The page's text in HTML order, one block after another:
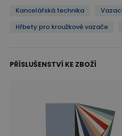
Kancelářská technika
Hřbety pro kroužkové vazače
PŘÍSLUŠENSTVÍ KE ZBOŽÍ